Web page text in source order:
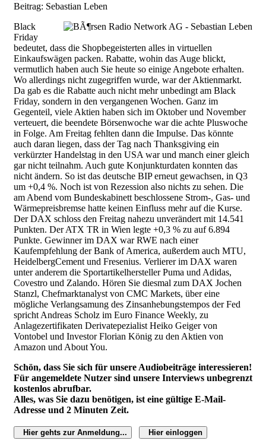
Beitrag: Sebastian Leben
Black
Friday
bedeutet, dass die Shopbegeisterten alles in virtuellen
Einkaufswägen packen. Rabatte, wohin das Auge blickt,
vermutlich haben auch Sie heute so einige Angebote erhalten.
Wo allerdings nicht zugegriffen wurde, war der Aktienmarkt.
Da gab es die Rabatte auch nicht mehr unbedingt am Black
Friday, sondern in den vergangenen Wochen. Ganz im
Gegenteil, viele Aktien haben sich im Oktober und November
verteuert, die beendete Börsenwoche war die achte Pluswoche
in Folge. Am Freitag fehlten dann die Impulse. Das könnte
auch daran liegen, dass der Tag nach Thanksgiving ein
verkürzter Handelstag in den USA war und manch einer gleich
gar nicht teilnahm. Auch gute Konjunkturdaten konnten das
nicht ändern. So ist das deutsche BIP erneut gewachsen, in Q3
um +0,4 %. Noch ist von Rezession also nichts zu sehen. Die
am Abend vom Bundeskabinett beschlossene Strom-, Gas- und
Wärmepreisbremse hatte keinen Einfluss mehr auf die Kurse.
Der DAX schloss den Freitag nahezu unverändert mit 14.541
Punkten. Der ATX TR in Wien legte +0,3 % zu auf 6.894
Punkte. Gewinner im DAX war RWE nach einer
Kaufempfehlung der Bank of America, außerdem auch MTU,
HeidelbergCement und Fresenius. Verlierer im DAX waren
unter anderem die Sportartikelhersteller Puma und Adidas,
Covestro und Zalando. Hören Sie diesmal zum DAX Jochen
Stanzl, Chefmarktanalyst von CMC Markets, über eine
mögliche Verlangsamung des Zinsanhebungstempos der Fed
spricht Andreas Scholz im Euro Finance Weekly, zu
Anlagezertifikaten Derivatepezialist Heiko Geiger von
Vontobel und Investor Florian König zu den Aktien von
Amazon und About You.
Schön, dass Sie sich für unsere Audiobeiträge interessieren!
Für angemeldete Nutzer sind unsere Interviews unbegrenzt
kostenlos abrufbar.
Alles, was Sie dazu benötigen, ist eine gültige E-Mail-
Adresse und 2 Minuten Zeit.
Hier gehts zur Anmeldung... Hier einloggen